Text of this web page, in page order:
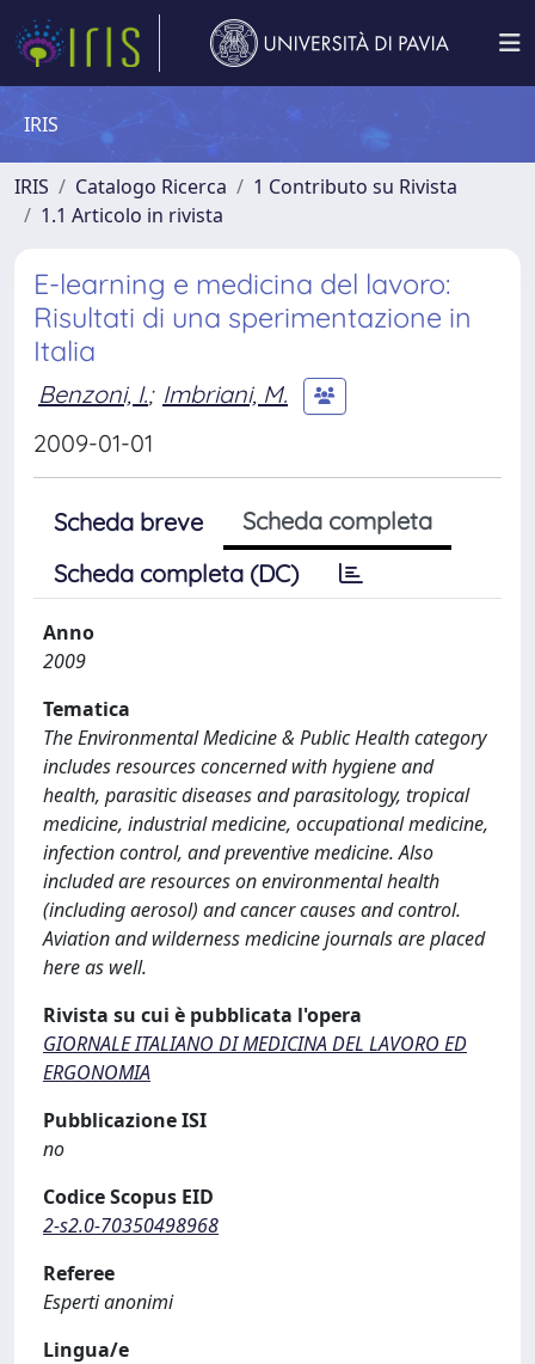
IRIS
IRIS Catalogo Ricerca
1 Contributo su Rivista
1.1 Articolo in rivista
E-learning e medicina del lavoro:
Risultati di una sperimentazione in
Italia
Benzoni, I.; Imbriani, M.
2009-01-01
Scheda breve
Scheda completa
Scheda completa (DC)
Anno
2009
Tematica
The Environmental Medicine & Public Health category
includes resources concerned with hygiene and
health, parasitic diseases and parasitology, tropical
medicine, industrial medicine, occupational medicine,
infection control, and preventive medicine. Also
included are resources on environmental health
(including aerosol) and cancer causes and control.
Aviation and wilderness medicine journals are placed
here as well.
Rivista su cui è pubblicata l'opera
GIORNALE ITALIANO DI MEDICINA DEL LAVORO ED
ERGONOMIA
Pubblicazione ISI
no
Codice Scopus EID
2-s2.0-70350498968
Referee
Esperti anonimi
Lingua/e